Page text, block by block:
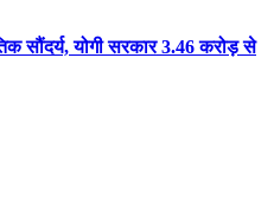
सौंदर्य, योगी सरकार 3.46 करोड़ से